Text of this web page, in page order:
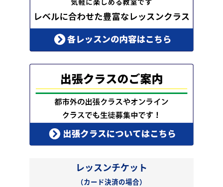
レッスンチケット
（カード決済の場合）